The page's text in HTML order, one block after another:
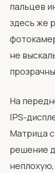
пальцев
здесь же
не
На
IPS-
Матрица
решение